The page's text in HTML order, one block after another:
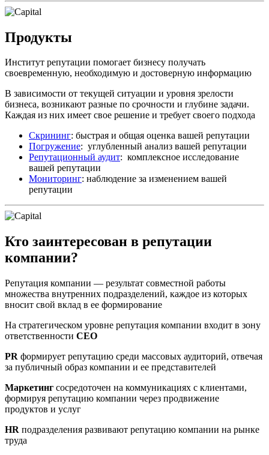
Продукты
Институт репутации помогает бизнесу получать
своевременную, необходимую и достоверную информацию
В зависимости от текущей ситуации и уровня зрелости
бизнеса, возникают разные по срочности и глубине задачи.
Каждая из них имеет свое решение и требует своего подхода
Скрининг: быстрая и общая оценка вашей репутации
Погружение: углубленный анализ вашей репутации
Репутационный аудит: комплексное исследование
вашей репутации
Мониторинг: наблюдение за изменением вашей
репутации
Кто заинтересован в репутации
компании?
Репутация компании — результат совместной работы
множества внутренних подразделений, каждое из которых
вносит свой вклад в ее формирование
На стратегическом уровне репутация компании входит в зону
ответственности CEO
PR формирует репутацию среди массовых аудиторий, отвечая
за публичный образ компании и ее представителей
Маркетинг сосредоточен на коммуникациях с клиентами,
формируя репутацию компании через продвижение
продуктов и услуг
HR подразделения развивают репутацию компании на рынке
труда